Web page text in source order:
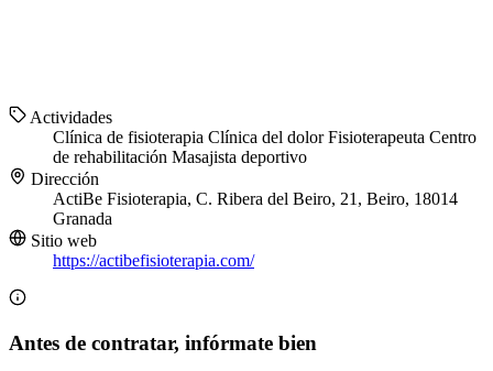
Actividades
Clínica de fisioterapia Clínica del dolorFisioterapeuta Centro
de rehabilitación Masajista deportivo
Dirección
ActiBe Fisioterapia, C. Ribera del Beiro, 21, Beiro, 18014
Granada
Sitio web
https://actibefisioterapia.com/
Antes de contratar, infórmate bien